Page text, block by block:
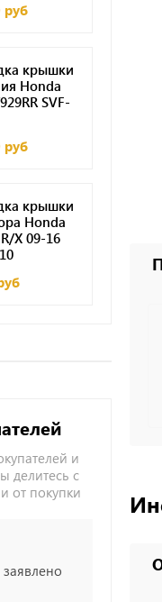
руб
крышки
Honda
SVF-
руб
крышки
Honda
X 09-16
и
делитесь с
от покупки
заявлено